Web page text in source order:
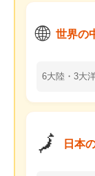
🌐 世界の
6大陸・3大
🗾 日本